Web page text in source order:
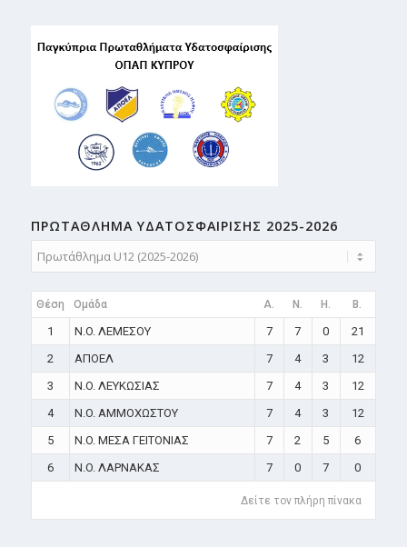
ΠΡΩΤΑΘΛΗMA ΥΔΑΤΟΣΦΑΙΡΙΣΗΣ 2025-2026
Θέση Ομάδα A. N. H. B.
1 N.O. ΛΕΜΕΣΟΥ 7 7 0
21
2
ΑΠΟΕΛ 7 4 3
12
3
N.O. ΛΕΥΚΩΣΙΑΣ 7 4 3
12
4
N.O. ΑΜΜΟΧΩΣΤΟΥ 7 4 3
12
5
N.O. ΜΕΣΑ ΓΕΙΤΟΝΙΑΣ 7 2 5
6
6
N.O. ΛΑΡΝΑΚΑΣ 7 0 7 0
Δείτε τον πλήρη πίνακα